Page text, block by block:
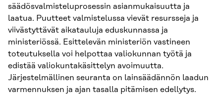
säädösvalmisteluprosessin asianmukaisuutta ja
laatua. Puutteet valmistelussa vievät resursseja ja
viivästyttävät aikatauluja eduskunnassa ja
ministeriössä. Esittelevän ministeriön vastineen
toteutuksella voi helpottaa valiokunnan työtä ja
edistää valiokuntakäsittelyn avoimuutta.
Järjestelmällinen seuranta on lainsäädännön laadun
varmennuksen ja ajan tasalla pitämisen edellytys.